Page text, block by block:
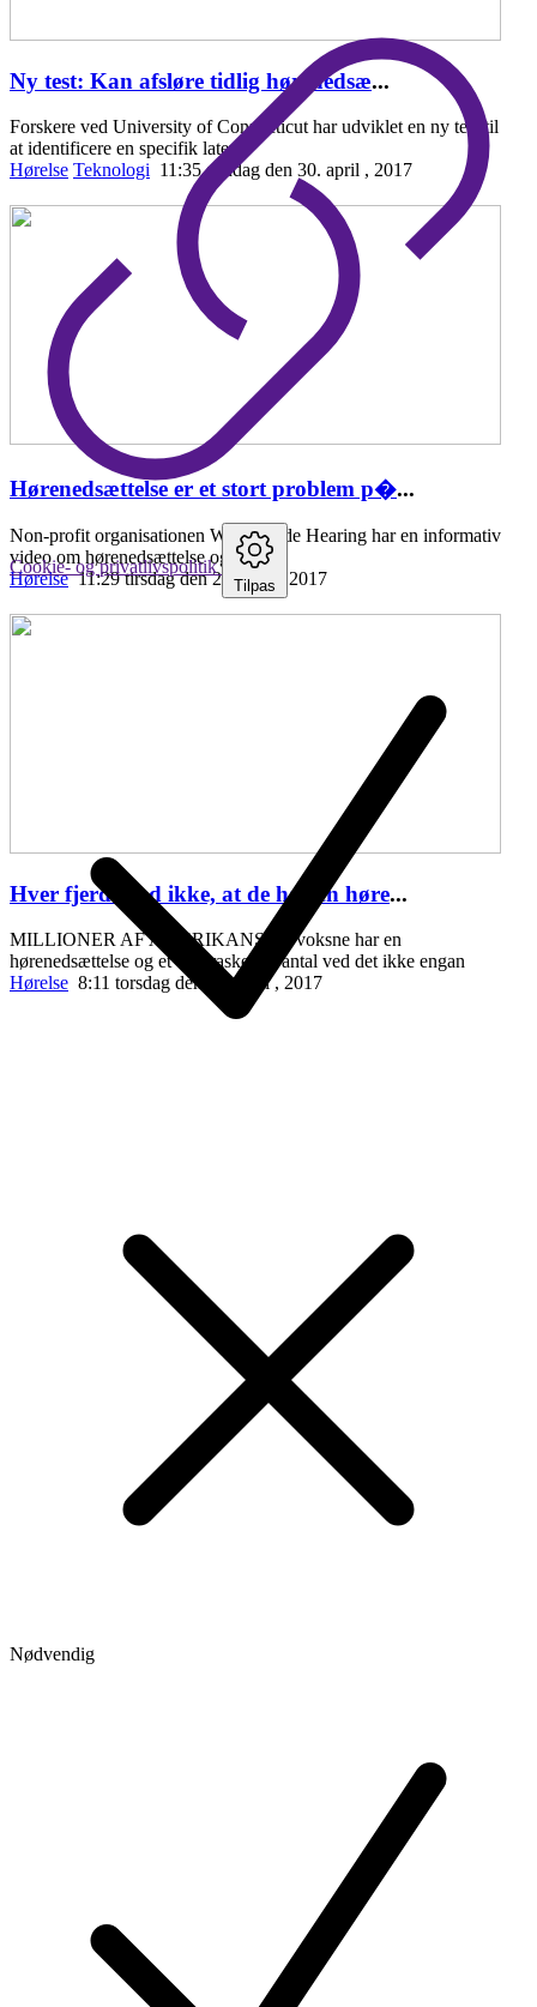
Ny test: Kan afsløre tidlig hørenedsæ...
Forskere ved University of Connecticut har udviklet en ny test til
at identificere en specifik laten
Hørelse Teknologi 11:35 søndag den 30. april , 2017
Hørenedsættelse er et stort problem p�...
Non-profit organisationen World Wide Hearing har en informativ
video om hørenedsættelse og fordele
Hørelse 11:29 tirsdag den 25. april , 2017
Hver fjerde ved ikke, at de har en høre...
MILLIONER AF AMERIKANSKE voksne har en
hørenedsættelse og et overraskende antal ved det ikke engan
Hørelse 8:11 torsdag den 20. april , 2017
Cookie- og privatlivspolitik
Tilpas
Nødvendig